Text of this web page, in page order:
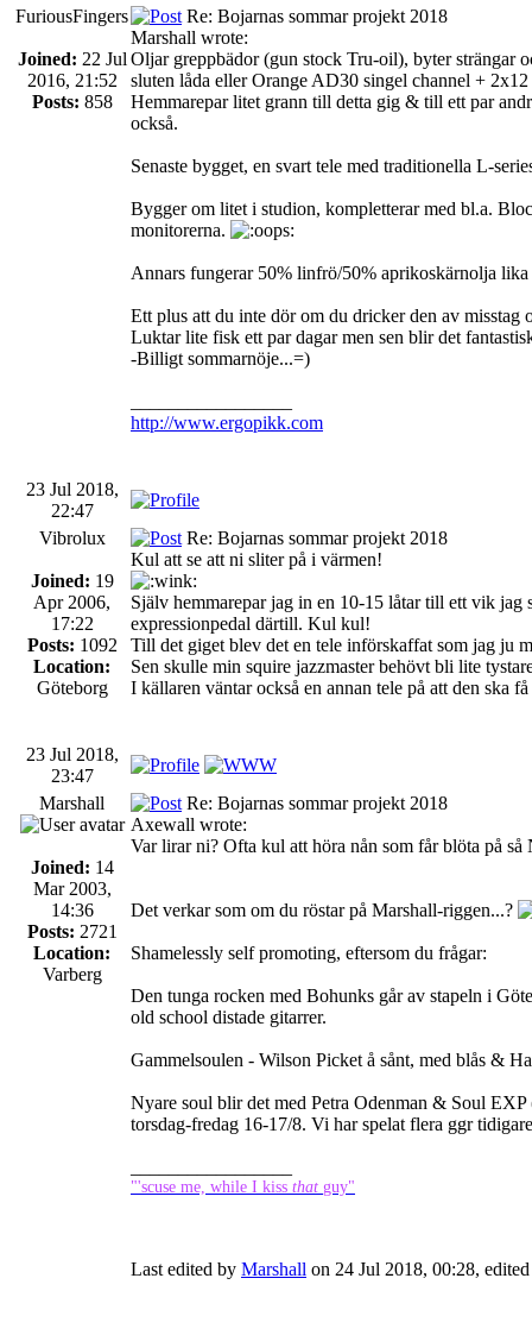
FuriousFingers
Joined: 22 Jul
2016, 21:52
Posts: 858
Re: Bojarnas sommar projekt 2018
Marshall wrote:
Oljar greppbädor (gun stock Tru-oil), byter strängar
sluten låda eller Orange AD30 singel channel +
Hemmarepar litet grann till detta gig & till ett par
också.
Senaste bygget, en svart tele med traditionella L-
Bygger om litet i studion, kompletterar med bl.a.
monitorerna.
Annars fungerar 50% linfrö/50% aprikoskärnolja lika
Ett plus att du inte dör om du dricker den av misstag
Luktar lite fisk ett par dagar men sen blir det
-Billigt sommarnöje...=)
http://www.ergopikk.com
23 Jul 2018,
22:47
Vibrolux
Joined: 19
Apr 2006,
17:22
Posts: 1092
Location:
Göteborg
Re: Bojarnas sommar projekt 2018
Kul att se att ni sliter på i värmen!
Själv hemmarepar jag in en 10-15 låtar till ett vik
expressionpedal därtill. Kul kul!
Till det giget blev det en tele införskaffat som jag ju
Sen skulle min squire jazzmaster behövt bli lite
I källaren väntar också en annan tele på att den ska
23 Jul 2018,
23:47
Marshall
Joined: 14
Mar 2003,
14:36
Posts: 2721
Location:
Varberg
Re: Bojarnas sommar projekt 2018
Axewall wrote:
Var lirar ni? Ofta kul att höra nån som får blöta på
Det verkar som om du röstar på Marshall-riggen...?
Shamelessly self promoting, eftersom du frågar:
Den tunga rocken med Bohunks går av stapeln i
old school distade gitarrer.
Gammelsoulen - Wilson Picket å sånt, med blås &
Nyare soul blir det med Petra Odenman & Soul
torsdag-fredag 16-17/8. Vi har spelat flera ggr
"'scuse me, while I kiss that guy"
Last edited by Marshall on 24 Jul 2018, 00:28,